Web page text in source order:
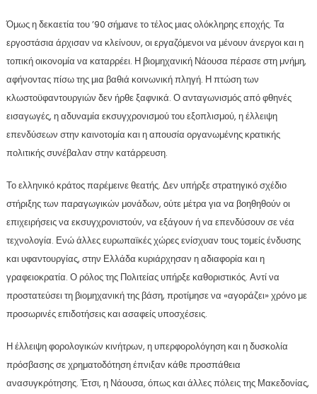
Όμως η δεκαετία του ’90 σήμανε το τέλος μιας ολόκληρης εποχής. Τα
εργοστάσια άρχισαν να κλείνουν, οι εργαζόμενοι να μένουν άνεργοι και η
τοπική οικονομία να καταρρέει. Η βιομηχανική Νάουσα πέρασε στη μνήμη,
αφήνοντας πίσω της μια βαθιά κοινωνική πληγή. Η πτώση των
κλωστοϋφαντουργιών δεν ήρθε ξαφνικά. Ο ανταγωνισμός από φθηνές
εισαγωγές, η αδυναμία εκσυγχρονισμού του εξοπλισμού, η έλλειψη
επενδύσεων στην καινοτομία και η απουσία οργανωμένης κρατικής
πολιτικής συνέβαλαν στην κατάρρευση.
Το ελληνικό κράτος παρέμεινε θεατής. Δεν υπήρξε στρατηγικό σχέδιο
στήριξης των παραγωγικών μονάδων, ούτε μέτρα για να βοηθηθούν οι
επιχειρήσεις να εκσυγχρονιστούν, να εξάγουν ή να επενδύσουν σε νέα
τεχνολογία. Ενώ άλλες ευρωπαϊκές χώρες ενίσχυαν τους τομείς ένδυσης
και υφαντουργίας, στην Ελλάδα κυριάρχησαν η αδιαφορία και η
γραφειοκρατία. Ο ρόλος της Πολιτείας υπήρξε καθοριστικός. Αντί να
προστατεύσει τη βιομηχανική της βάση, προτίμησε να «αγοράζει» χρόνο με
προσωρινές επιδοτήσεις και ασαφείς υποσχέσεις.
Η έλλειψη φορολογικών κινήτρων, η υπερφορολόγηση και η δυσκολία
πρόσβασης σε χρηματοδότηση έπνιξαν κάθε προσπάθεια
ανασυγκρότησης. Έτσι, η Νάουσα, όπως και άλλες πόλεις της Μακεδονίας,